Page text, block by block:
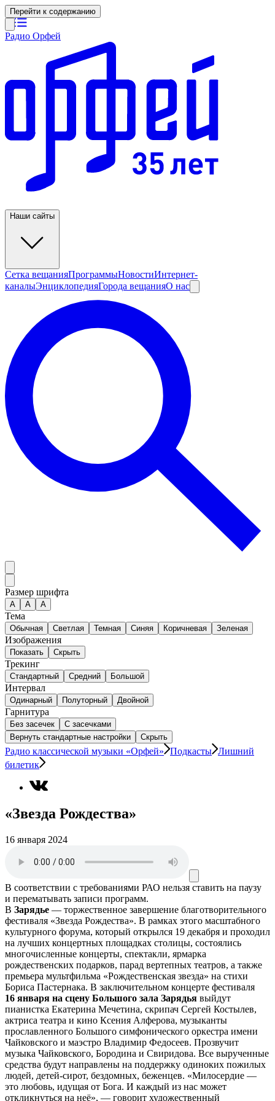
Перейти к содержанию
Радио Орфей
Наши сайты
Сетка вещанияПрограммыНовостиИнтернет-
каналыЭнциклопедияГорода вещанияО нас
Размер шрифта
А A A
Тема
Обычная Светлая Темная Синяя Коричневая Зеленая
Изображения
Показать Скрыть
Трекинг
Стандартный Средний Большой
Интервал
Одинарный Полуторный Двойной
Гарнитура
Без засечек
С засечками
Вернуть стандартные настройки
Скрыть
Радио классической музыки «Орфей» Подкасты Лишний
билетик
«Звезда Рождества»
16 января 2024
В соответствии с требованиями РАО нельзя ставить на паузу
и перематывать записи программ.
В Зарядье — торжественное завершение благотворительного
фестиваля «Звезда Рождества». В рамках этого масштабного
культурного форума, который открылся 19 декабря и проходил
на лучших концертных площадках столицы, состоялись
многочисленные концерты, спектакли, ярмарка
рождественских подарков, парад вертепных театров, а также
премьера мультфильма «Рождественская звезда» на стихи
Бориса Пастернака. В заключительном концерте фестиваля
16 января на сцену Большого зала Зарядья выйдут
пианистка Екатерина Мечетина, скрипач Сергей Костылев,
актриса театра и кино Ксения Алферова, музыканты
прославленного Большого симфонического оркестра имени
Чайковского и маэстро Владимир Федосеев. Прозвучит
музыка Чайковского, Бородина и Свиридова. Все вырученные
средства будут направлены на поддержку одиноких пожилых
людей, детей-сирот, бездомных, беженцев. «Милосердие —
это любовь, идущая от Бога. И каждый из нас может
откликнуться на неё», — говорит художественный